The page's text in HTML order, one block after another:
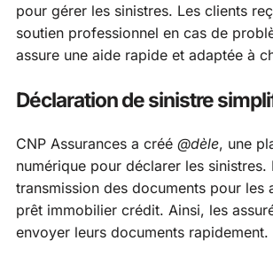
pour gérer les sinistres. Les clients
soutien professionnel en cas de
assure une aide rapide et adaptée à
Déclaration de sinistre
CNP Assurances a créé @dèle, une
numérique pour déclarer les sinistres.
transmission des documents pour les
prêt immobilier crédit. Ainsi, les
envoyer leurs documents rapidement.